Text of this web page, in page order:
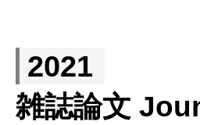
2021
雑誌論文